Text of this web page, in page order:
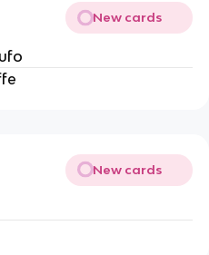
New cards
New cards